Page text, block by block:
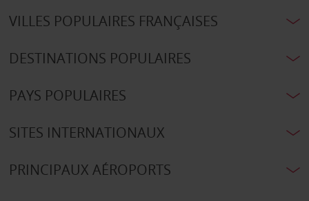
VILLES POPULAIRES FRANÇAISES
DESTINATIONS POPULAIRES
PAYS POPULAIRES
SITES INTERNATIONAUX
PRINCIPAUX AÉROPORTS